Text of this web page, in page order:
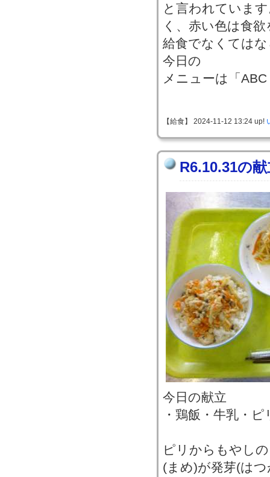
と言われていま
く、赤い色は食
給食でなくては
今日の
メニューは「
【給食】 2024-11-12 13:24 up!
R6.10.31の
今日の献立
・鶏飯・牛乳・
ピリからもやし
(まめ)が発芽(は